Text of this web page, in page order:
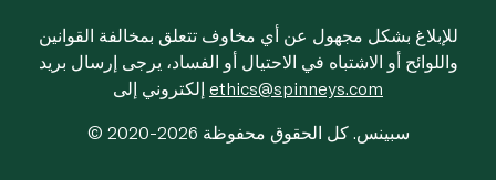
للإبلاغ بشكل مجهول عن أي مخاوف تتعلق بمخالفة القوانين
واللوائح أو الاشتباه في الاحتيال أو الفساد، يرجى إرسال بريد
ethics@spinneys.com
© 2020-2026 سبينس. كل الحقوق محفوظة